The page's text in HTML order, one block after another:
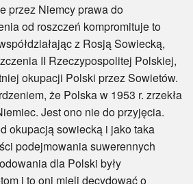
Niemcy prawa do
od roszczeń kompromituje to
z Rosją Sowiecką,
II Rzeczypospolitej Polskiej,
okupacji Polski przez Sowietów.
że Polska w 1953 r. zrzekła
Jest ono nie do przyjęcia.
okupacją sowiecką i jako taka
podejmowania suwerennych
dla Polski były
i to oni mieli decydować o